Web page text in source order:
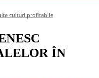
culturi profitabile
ÎN